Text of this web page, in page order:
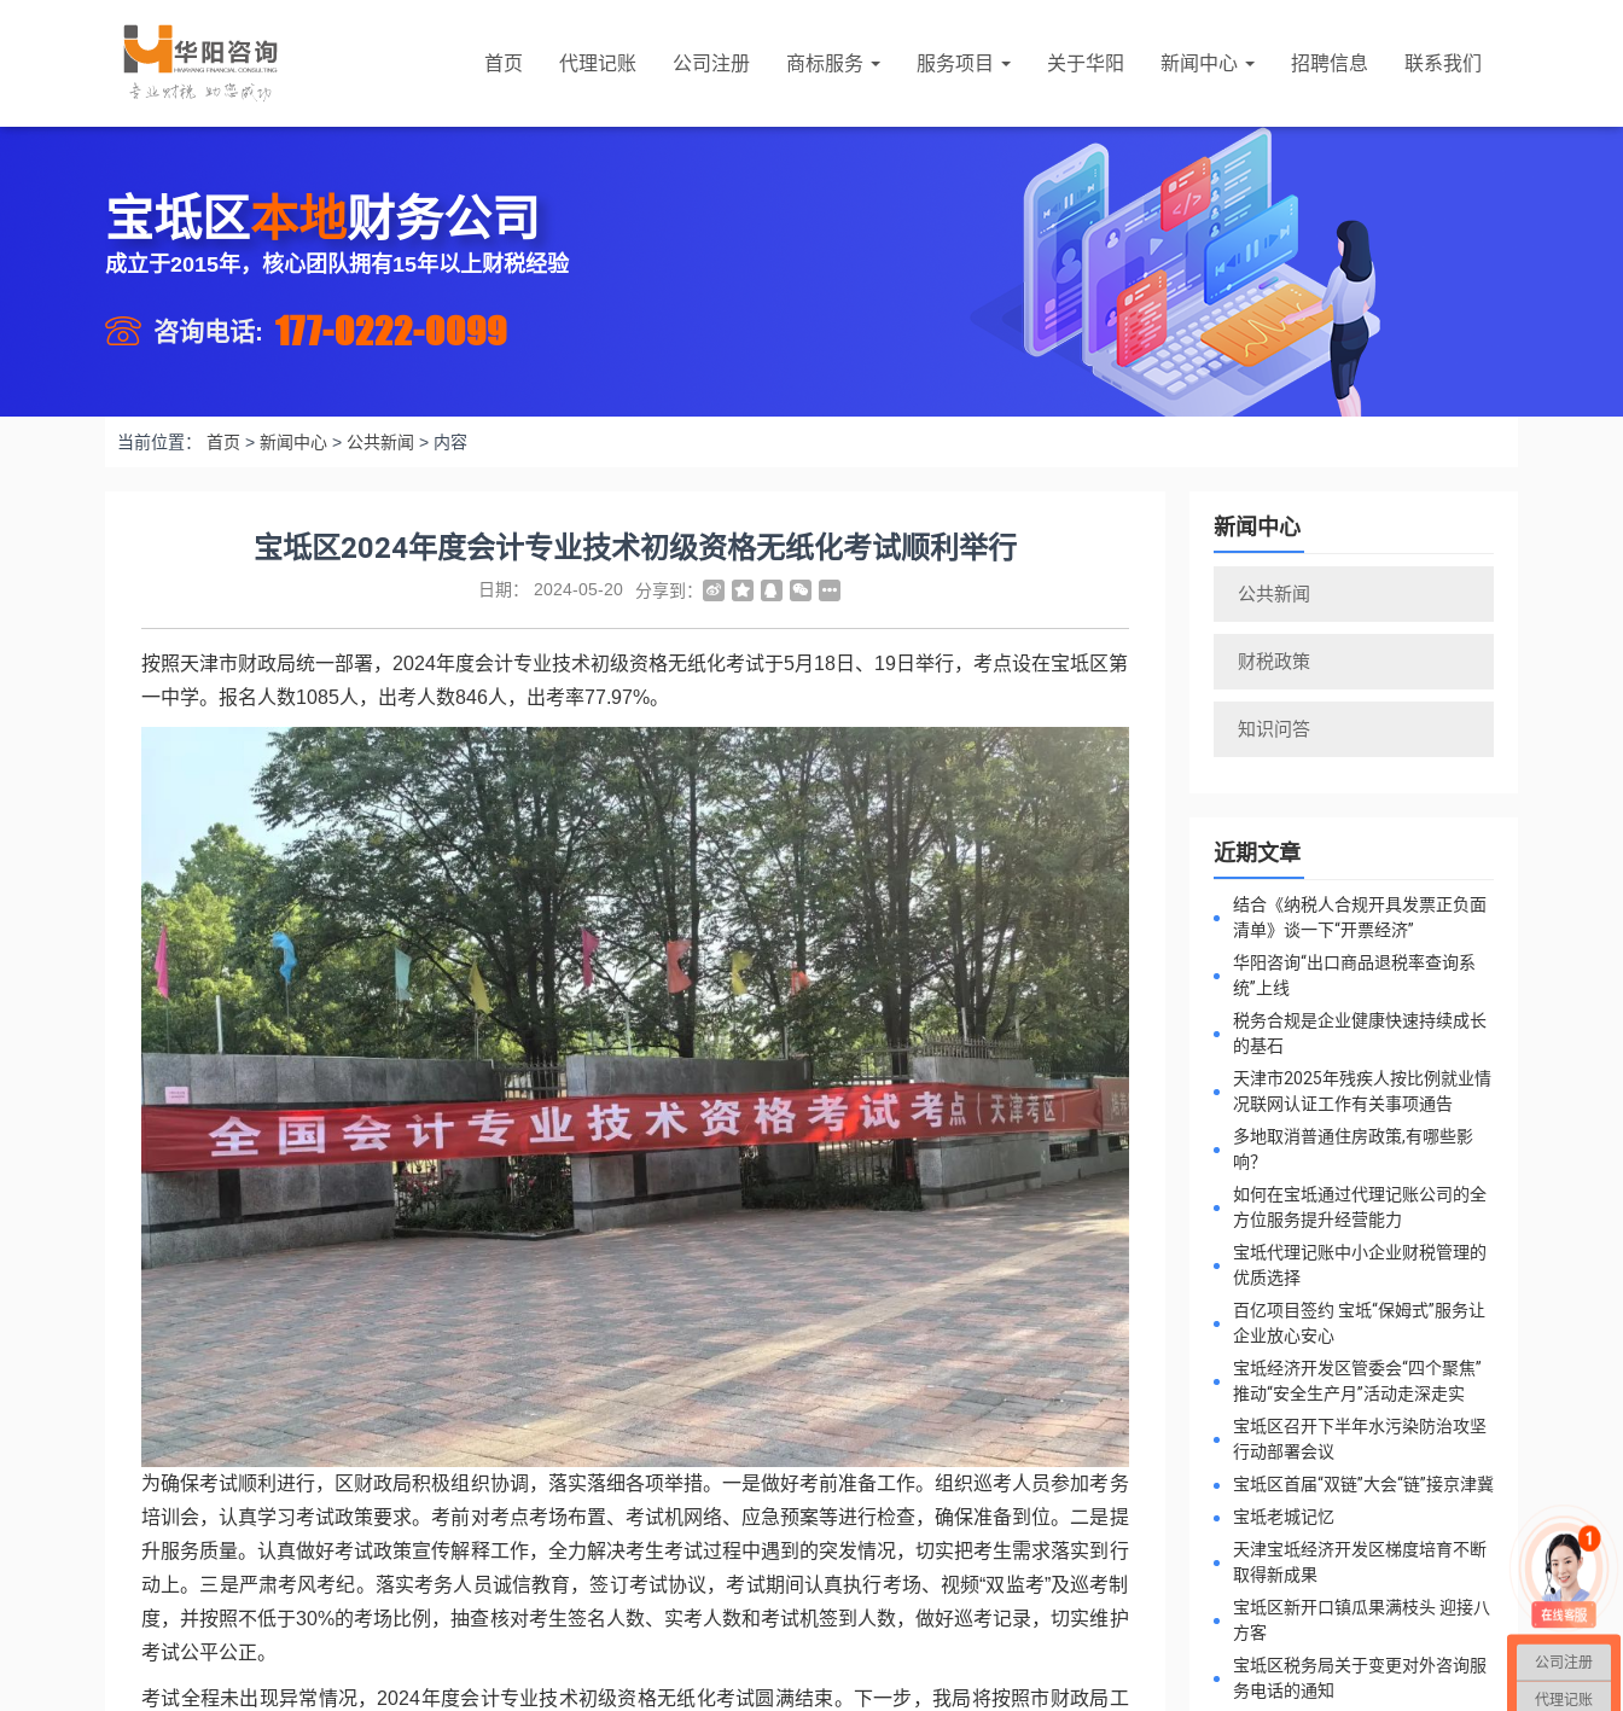
首页 代理记账 公司注册 商标服务 服务项目 关于华阳 新闻中心 招聘信息 联系我们
宝坻区本地财务公司
成立于2015年，核心团队拥有15年以上财税经验
咨询电话: 177-0222-0099
当前位置： 首页 > 新闻中心 > 公共新闻 > 内容
宝坻区2024年度会计专业技术初级资格无纸化考试顺利举行
日期： 2024-05-20 分享到：
按照天津市财政局统一部署，2024年度会计专业技术初级资格无纸化考试于5月18日、19日举行，考点设在宝坻区第
一中学。报名人数1085人，出考人数846人，出考率77.97%。
为确保考试顺利进行，区财政局积极组织协调，落实落细各项举措。一是做好考前准备工作。组织巡考人员参加考务
培训会，认真学习考试政策要求。考前对考点考场布置、考试机网络、应急预案等进行检查，确保准备到位。二是提
升服务质量。认真做好考试政策宣传解释工作，全力解决考生考试过程中遇到的突发情况，切实把考生需求落实到行
动上。三是严肃考风考纪。落实考务人员诚信教育，签订考试协议，考试期间认真执行考场、视频“双监考”及巡考制
度，并按照不低于30%的考场比例，抽查核对考生签名人数、实考人数和考试机签到人数，做好巡考记录，切实维护
考试公平公正。
考试全程未出现异常情况，2024年度会计专业技术初级资格无纸化考试圆满结束。下一步，我局将按照市财政局工
新闻中心
公共新闻
财税政策
知识问答
近期文章
结合《纳税人合规开具发票正负面
清单》谈一下“开票经济”
华阳咨询“出口商品退税率查询系
统”上线
税务合规是企业健康快速持续成长
的基石
天津市2025年残疾人按比例就业情
况联网认证工作有关事项通告
多地取消普通住房政策,有哪些影
响？
如何在宝坻通过代理记账公司的全
方位服务提升经营能力
宝坻代理记账中小企业财税管理的
优质选择
百亿项目签约 宝坻“保姆式”服务让
企业放心安心
宝坻经济开发区管委会“四个聚焦”
推动“安全生产月”活动走深走实
宝坻区召开下半年水污染防治攻坚
行动部署会议
宝坻区首届“双链”大会“链”接京津冀
宝坻老城记忆
天津宝坻经济开发区梯度培育不断
取得新成果
宝坻区新开口镇瓜果满枝头 迎接八
方客
宝坻区税务局关于变更对外咨询服
务电话的通知
公司注册
代理记账